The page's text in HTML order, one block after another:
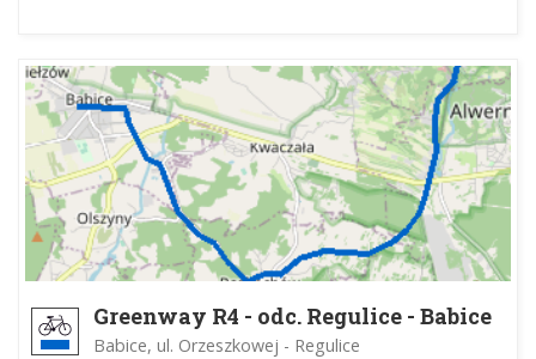
Greenway R4 - odc. Regulice - Babice
Babice, ul. Orzeszkowej - Regulice